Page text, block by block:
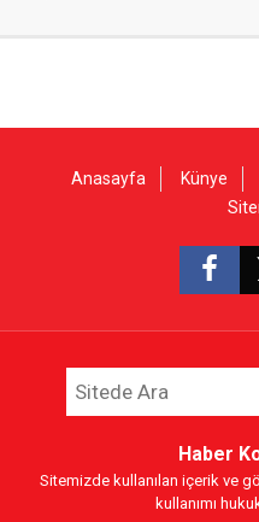
Anasayfa Künye
Haber
Sitemizde kullanılan içerik ve
kullanımı